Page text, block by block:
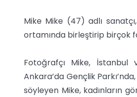
Mike Mike (47) adlı
ortamında birleştirip birçok
Fotoğrafçı Mike, İstanbul
Ankara’da Gençlik
söyleyen Mike, kadınların